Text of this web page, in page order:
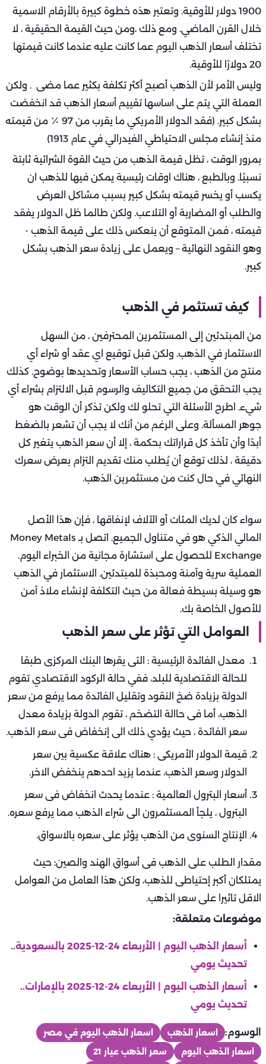
1900 دولار للأوقية. وتعتبر هذه خطوة كبيرة بالأرقام الاسمية
خلال القرن الماضي. ومع ذلك ،ومن حيث القيمة الحقيقية ، لا
تختلف أسعار الذهب اليوم عما كانت عليه عندما كانت قيمتها
20 دولارًا للأوقية.
وليس الأمر لأن الذهب أصبح أكثر تكلفة بكثير عما مضى . ولكن
العملة التي يتم على اساسها تقييم أسعار الذهب قد انخفضت
بشكل كبير. (فقد الدولار الأمريكي ما يقرب من 97 ٪ من قيمته
منذ إنشاء مجلس الاحتياطي الفيدرالي في عام 1913)
بمرور الوقت ، تظل قيمة الذهب من حيث القوة الشرائية ثابتة
نسبيًا. وبالطبع ، هناك اوقات رئيسية يمكن فيها للذهب ان
يكسب أو يخسر قيمته بشكل كبير بسبب مشاكل العرض
والطلب أو المضاربة أو التلاعب. ولكن طالما ظل الدولار يفقد
قيمته ، فمن المتوقع أن ينعكس ذلك على قيمة الذهب -
وهو النقود النهائية – ويعمل على زيادة سعر الذهب بشكل
كبير.
كيف تستثمر في الذهب
من المبتدئين إلى المستثمرين المحترفين ، من السهل
الاستثمار في الذهب. ولكن قبل توقيع اي عقد أو شراء أي
منتج من الذهب ، يجب حساب الأسعار وتحديدها بوضوح. كذلك
يجب التحقق من جميع التكاليف والرسوم قبل الالتزام بشراء أي
شيء. اطرح الأسئلة التي تحلو لك ولكن تذكر أن الوقت هو
جوهر المسألة. وعلى الرغم من أنك لا يجب أن تشعر بالضغط
أبدًا وأن تأخذ كل قراراتك بحكمة ، إلا أن سعر الذهب يتغير كل
دقيقة ، لذلك توقع أن يُطلب منك تقديم التزام بعرض سعرك
النهائي في حال كنت من مستثمرين الذهب.
سواء كان لديك المئات أو الآلاف لإنفاقها ، فإن هذا الأصل
المالي الذكي هو في متناول الجميع. اتصل بـ Money Metals
Exchange للحصول على استشارة مجانية من الخبراء اليوم.
العملية سرية وآمنة ومحبذة للمبتدئين. الاستثمار في الذهب
هو وسيلة بسيطة فعالة من حيث التكلفة لإنشاء ملاذ آمن
للأصول الخاصة بك.
العوامل التي تؤثر على سعر الذهب
معدل الفائدة الرئيسية : التى يقرها البنك المركزى طبقا
للحالة الاقتصادية للبلد، ففي حالة الركود الاقتصادي تقوم
الدولة بزيادة ضخ النقود وتقليل الفائدة مما يرفع من سعر
الذهب، أما فى حاالة التضخم ، تقوم الدولة بزيادة معدل
سعر الفائدة ، حيث يؤدي ذلك الى إنخفاض فى سعر الذهب.
قيمة الدولار الأمريكى : هناك علاقة عكسية بين سعر
الدولار وسعر الذهب، عندما يزيد احدهم ينخفض الاخر.
أسعار البترول العالمية : عندما يحدث انخفاض فى سعر
البترول ، يلجأ المستثمرون الى شراء الذهب مما يرفع سعره.
الإنتاج السنوى من الذهب يؤثر على سعره بالاسواق.
مقدار الطلب على الذهب فى أسواق الهند والصين: حيث
يمتلكان أكبر إحتياطى للذهب، ولكن هذا العامل من العوامل
الاقل تاثيرا على سعر الذهب.
موضوعات متعلقة:
أسعار الذهب اليوم | الأربعاء 24-12-2025 بالسعودية..
تحديث يومي
أسعار الذهب اليوم | الأربعاء 24-12-2025 بالإمارات..
تحديث يومي
الوسوم: اسعار الذهب
اسعار الذهب اليوم في مصر
اسعار الذهب اليوم
سعر الذهب عيار 21